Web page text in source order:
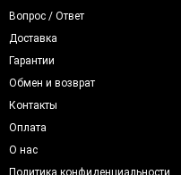
Вопрос / Ответ
Доставка
Гарантии
Обмен и возврат
Контакты
Оплата
О нас
Политика конфиденциальности